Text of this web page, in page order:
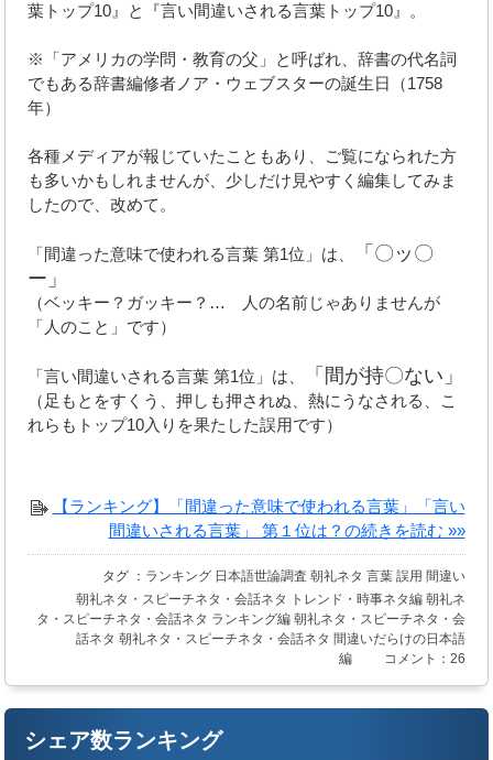
葉トップ10』と『言い間違いされる言葉トップ10』。
※「アメリカの学問・教育の父」と呼ばれ、辞書の代名詞
でもある辞書編修者ノア・ウェブスターの誕生日（1758
年）
各種メディアが報じていたこともあり、ご覧になられた方
も多いかもしれませんが、少しだけ見やすく編集してみま
したので、改めて。
「間違った意味で使われる言葉 第1位」は、
「〇ッ〇
ー」
（ベッキー？ガッキー？… 人の名前じゃありませんが
「人のこと」です）
「言い間違いされる言葉 第1位」は、 「間が持〇ない」
（足もとをすくう、押しも押されぬ、熱にうなされる、こ
れらもトップ10入りを果たした誤用です）
【ランキング】「間違った意味で使われる言葉」「言い
間違いされる言葉」 第１位は？の続きを読む »»
タグ ： ランキング 日本語世論調査 朝礼ネタ 言葉 誤用 間違い
朝礼ネタ・スピーチネタ・会話ネタ
トレンド・時事ネタ編 朝礼ネ
タ・スピーチネタ・会話ネタ ランキング編 朝礼ネタ・スピーチネタ・会
話ネタ 朝礼ネタ・スピーチネタ・会話ネタ 間違いだらけの日本語
編
コメント：26
シェア数ランキング